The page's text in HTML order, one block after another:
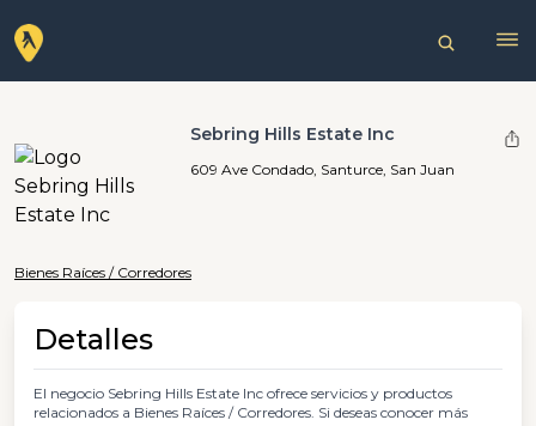
Sebring Hills Estate Inc
609 Ave Condado, Santurce, San Juan
Bienes Raíces / Corredores
Detalles
El negocio Sebring Hills Estate Inc ofrece servicios y productos
relacionados a Bienes Raíces / Corredores. Si deseas conocer más